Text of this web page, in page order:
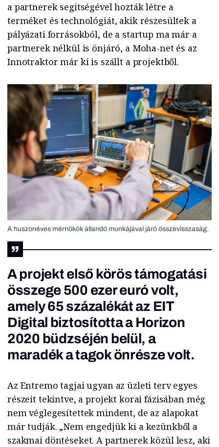
a partnerek segítségével hozták létre a
terméket és technológiát, akik részesültek a
pályázati forrásokból, de a startup ma már a
partnerek nélkül is önjáró, a Moha-net és az
Innotraktor már ki is szállt a projektből.
A huszonéves mérnökök állandó munkájával járó összevisszaság.
A projekt első körös támogatási
összege 500 ezer euró volt,
amely 65 százalékát az EIT
Digital biztosította a Horizon
2020 büdzséjén belül, a
maradék a tagok önrésze volt.
Az Entremo tagjai ugyan az üzleti terv egyes
részeit tekintve, a projekt korai fázisában még
nem véglegesítettek mindent, de az alapokat
már tudják. „Nem engedjük ki a kezünkből a
szakmai döntéseket. A partnerek közül lesz, aki